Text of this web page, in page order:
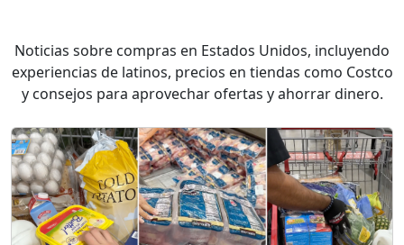
Noticias sobre compras en Estados Unidos, incluyendo
experiencias de latinos, precios en tiendas como Costco
y consejos para aprovechar ofertas y ahorrar dinero.